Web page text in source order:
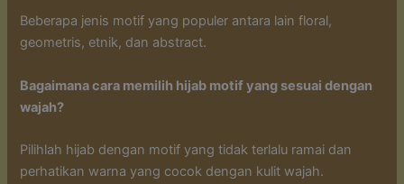
Beberapa jenis motif yang populer antara lain floral,
geometris, etnik, dan abstract.
Bagaimana cara memilih hijab motif yang sesuai dengan
wajah?
Pilihlah hijab dengan motif yang tidak terlalu ramai dan
perhatikan warna yang cocok dengan kulit wajah.